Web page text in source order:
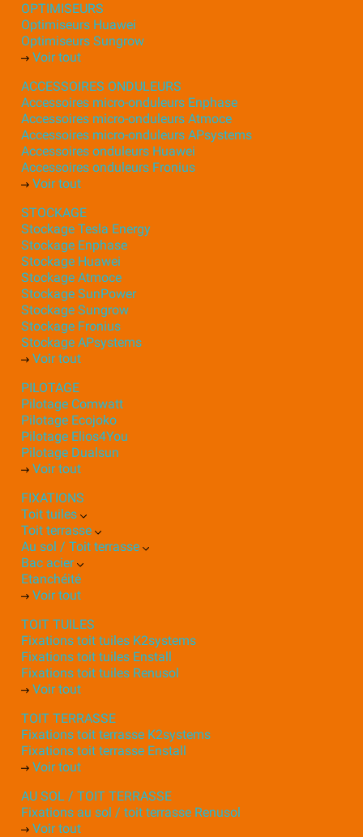
OPTIMISEURS
Optimiseurs Huawei
Optimiseurs Sungrow
Voir tout
ACCESSOIRES ONDULEURS
Accessoires micro-onduleurs Enphase
Accessoires micro-onduleurs Atmoce
Accessoires micro-onduleurs APsystems
Accessoires onduleurs Huawei
Accessoires onduleurs Fronius
Voir tout
STOCKAGE
Stockage Tesla Energy
Stockage Enphase
Stockage Huawei
Stockage Atmoce
Stockage SunPower
Stockage Sungrow
Stockage Fronius
Stockage APsystems
Voir tout
PILOTAGE
Pilotage Comwatt
Pilotage Ecojoko
Pilotage Elios4You
Pilotage Dualsun
Voir tout
FIXATIONS
Toit tuiles
Toit terrasse
Au sol / Toit terrasse
Bac acier
Etanchéité
Voir tout
TOIT TUILES
Fixations toit tuiles K2systems
Fixations toit tuiles Enstall
Fixations toit tuiles Renusol
Voir tout
TOIT TERRASSE
Fixations toit terrasse K2systems
Fixations toit terrasse Enstall
Voir tout
AU SOL / TOIT TERRASSE
Fixations au sol / toit terrasse Renusol
Voir tout